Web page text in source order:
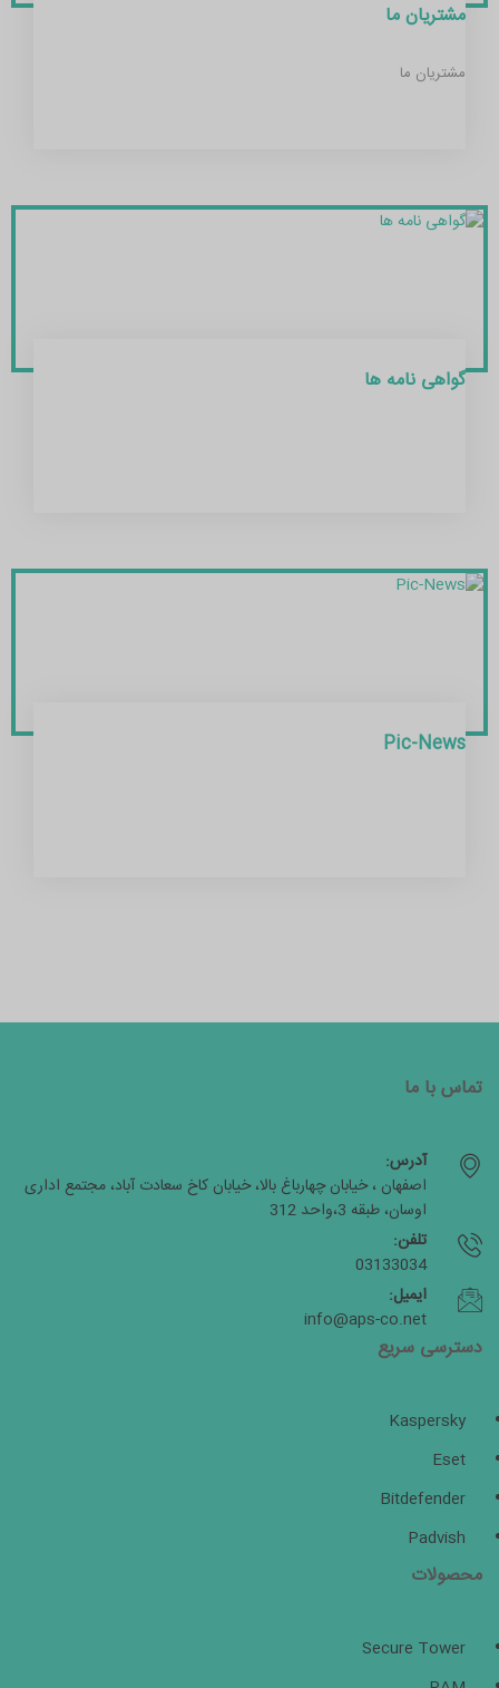
مشتریان ما
مشتریان ما
گواهی نامه ها
Pic-News
تماس با ما
آدرس:
اصفهان ، خیابان چهارباغ بالا، خیابان کاخ سعادت آباد، مجتمع اداری
اوسان، طبقه 3،واحد 312
تلفن:
03133034
ایمیل:
info@aps-co.net
دسترسی سریع
Kaspersky
Eset
Bitdefender
Padvish
محصولات
Secure Tower